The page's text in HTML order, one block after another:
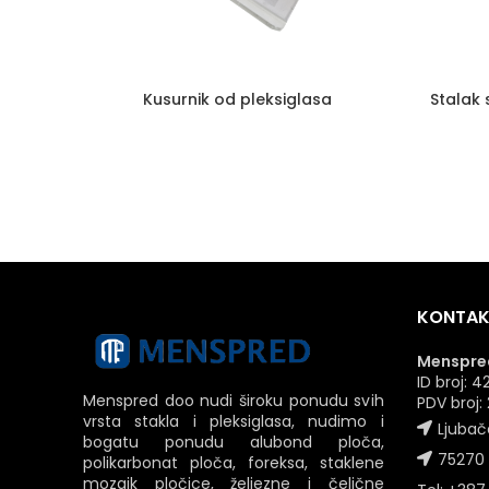
Kusurnik od pleksiglasa Stalak
Menspred doo nudi široku ponudu svih
vrsta stakla i pleksiglasa, nudimo i
bogatu ponudu alubond ploča,
polikarbonat ploča, foreksa, staklene
mozaik pločice, željezne i čelične
ID broj:
PDV